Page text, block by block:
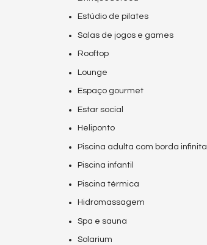
Estúdio de pilates
Salas de jogos e games
Rooftop
Lounge
Espaço gourmet
Estar social
Heliponto
Piscina adulta com borda infinita
Piscina infantil
Piscina térmica
Hidromassagem
Spa e sauna
Solarium